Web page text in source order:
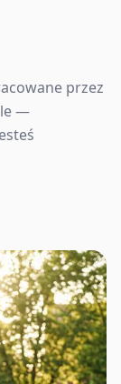
przez
—